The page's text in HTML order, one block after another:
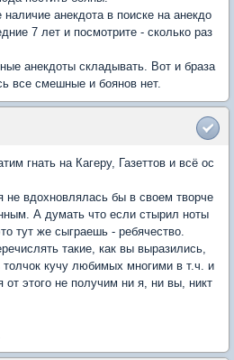
анекдота в поиске на анекдо
7 лет и посмотрите - сколько раз
анекдоты складывать. Вот и браза
все смешные и боянов нет.
гнать на Кагеру, Газеттов и всё ос
не вдохновлялась бы в своем творче
А думать что если стырил ноты
тут же сыграешь - ребячество.
такие, как вы выразились,
кучу любимых многими в т.ч. и
от этого не получим ни я, ни вы, никт